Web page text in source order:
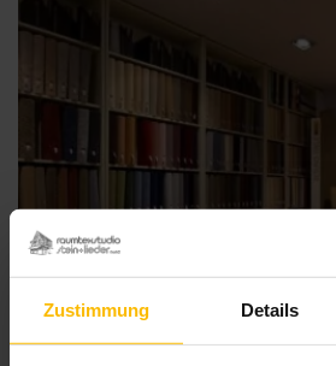
Zustimmung Details